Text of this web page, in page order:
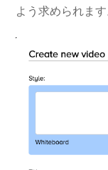
よう求められます